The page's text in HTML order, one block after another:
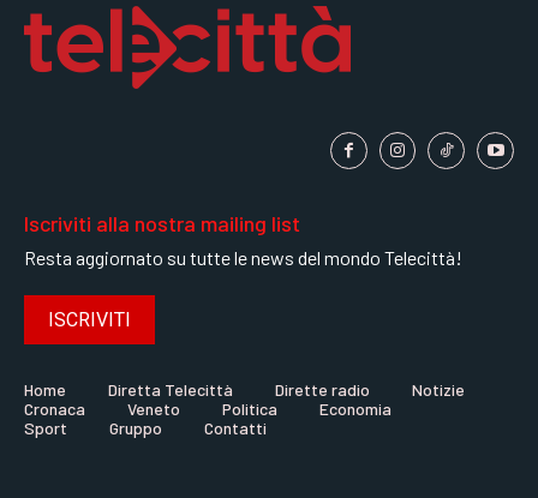
Iscriviti alla nostra mailing list
Resta aggiornato su tutte le news del mondo Telecittà!
ISCRIVITI
Home Diretta Telecittà Dirette radio
Notizie
Cronaca
Veneto Politica
Economia
Sport
Gruppo Contatti